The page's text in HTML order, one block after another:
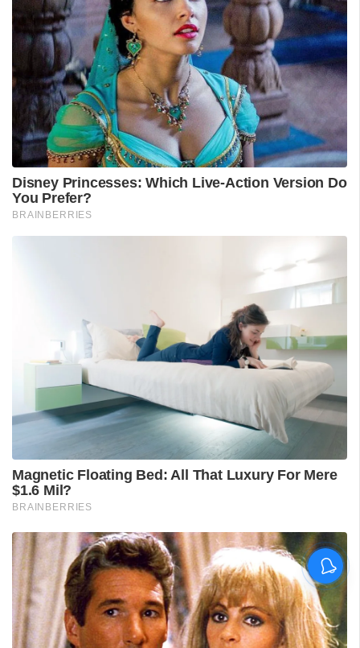
ശ്രീലങ്കൻ പര്യടനം:
ഇന്ത്യയുടെ സന്നാഹ
മത്സരത്തിന് ഇന്ന് തുടക്കം